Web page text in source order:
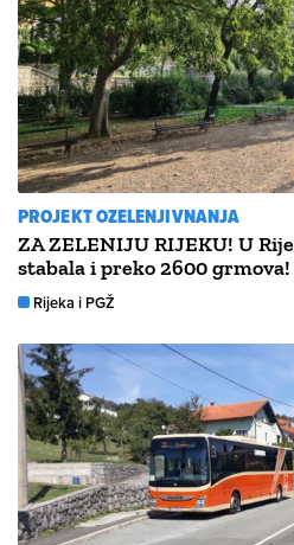
PROJEKT OZELENJIVNANJA
ZA ZELENIJU RIJEKU! U
stabala i preko 2600 grmova!
Rijeka i PGŽ